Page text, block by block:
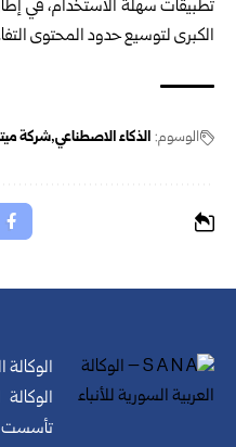
تطبيقات سهلة الاستخدام، في
الكبرى لتوسيع حدود المحتوى
الوسوم: الذكاء الاصطناعي شركة
الوكالة